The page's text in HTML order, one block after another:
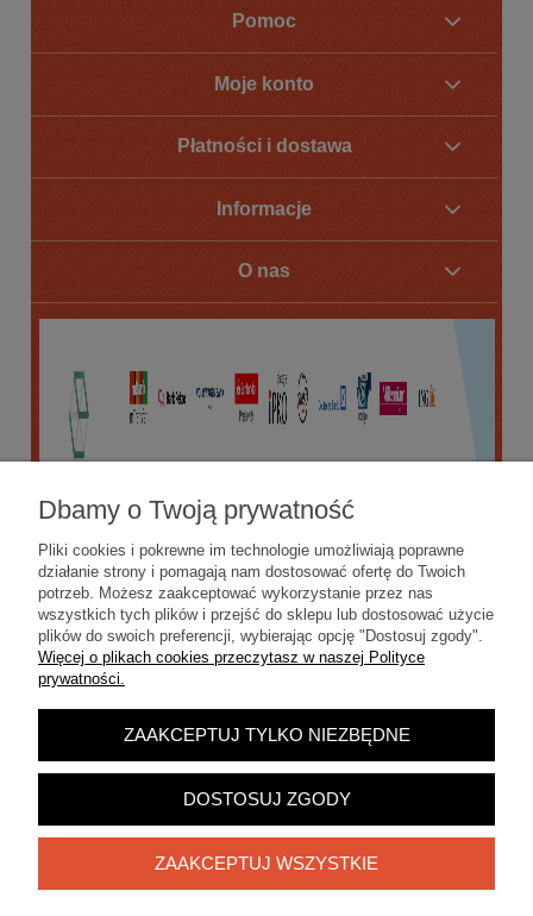
Pomoc
Moje konto
Płatności i dostawa
Informacje
O nas
POKAŻ PEŁNĄ WERSJĘ STRONY
Sklep internetowy Shoper.pl
Dbamy o Twoją prywatność
Pliki cookies i pokrewne im technologie umożliwiają poprawne
działanie strony i pomagają nam dostosować ofertę do Twoich
potrzeb. Możesz zaakceptować wykorzystanie przez nas
wszystkich tych plików i przejść do sklepu lub dostosować użycie
plików do swoich preferencji, wybierając opcję "Dostosuj zgody".
Więcej o plikach cookies przeczytasz w naszej Polityce
prywatności.
ZAAKCEPTUJ TYLKO NIEZBĘDNE
DOSTOSUJ ZGODY
ZAAKCEPTUJ WSZYSTKIE